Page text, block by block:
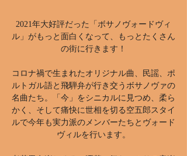
2021年大好評だった「ボサノヴォードヴィ
ル」がもっと面白くなって、もっとたくさん
の街に行きます！
コロナ禍で生まれたオリジナル曲、民謡、ポ
ルトガル語と飛騨弁が行き交うボサノヴァの
名曲たち。「今」をシニカルに見つめ、柔ら
かく、そして痛快に世相を切る空五郎スタイ
ルで今年も実力派のメンバーたちとヴォード
ヴィルを行います。